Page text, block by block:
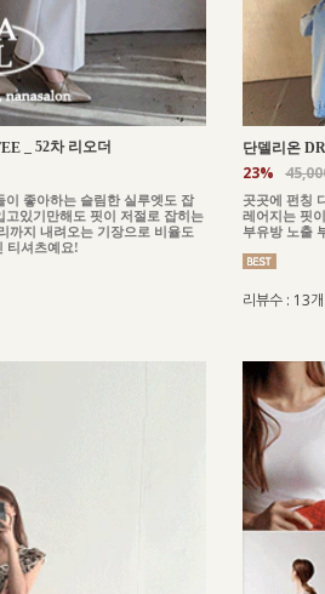
52차 리오더
좋아하는 슬림한 실루엣도 잡
있기만해도 핏이 저절로 잡히는
까지 내려오는 기장으로 비율도
티셔츠예요!
단델리온
23%
곳곳에 펀칭
레어지는 핏
부유방 노출
리뷰수 : 13개